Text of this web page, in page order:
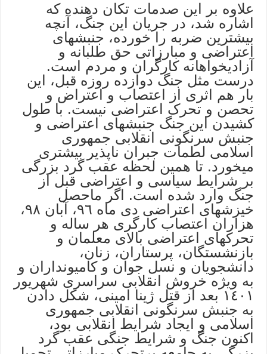
علاوه بر این صدمات تکان دهنده که
اشاره شد، در جریان این جنگ، آنچه
بیشترین ضربه را خورده، جنبشهای
اعتراضی و مبارزاتی حق طلبانه و
آزادیخواهانه کارگران و مردم است.
درست مثل جنگ دوازده روزه قبل، این
بار هم اثری از اعتصاب و اعتراض و
تحصن و تحرک اعتراضی نیست. با طول
کشیدن این جنگ جنبشهای اعتراضی و
جنبش سرنگونی انقلابی جمهوری
اسلامی لطمات جبران ناپذیر بیشتری
میخورد. تا همین لحظه عقب گرد بزرگی
بر شرایط سیاسی و اعتراضی قبل از
جنگ وارد شده است. اگر ماحصل
خیزشهای اعتراضی دی ماه ٩٦، آبان ٩٨،
هزاران اعتصاب کارگری هر ساله و
تحرکهای اعتراضی بالای معلمان و
بازنشستگان، پرستاران، زنان،
دانشجویان و نسل جوان و کامیونداران و
به ویژه خروش انقلابی سراسری شهریور
١٤٠١ بعد از قتل ژینا امینی، شکل دادن
به جنبش سرنگونی انقلابی جمهوری
اسلامی و ایجاد شرایط انقلابی بود،
اکنون جنگ و شرایط جنگی عقب گرد